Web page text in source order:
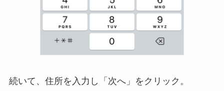
続いて、住所を入力し「次へ」をクリック。